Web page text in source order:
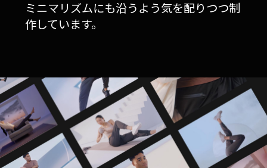
ミニマリズムにも沿うよう気を配りつつ制
作しています。